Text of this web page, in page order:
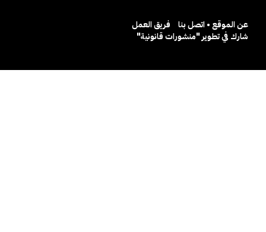
عن الموقع • اتصل بنا
فريق العمل
شارك في تطوير "منشورات قانونية"